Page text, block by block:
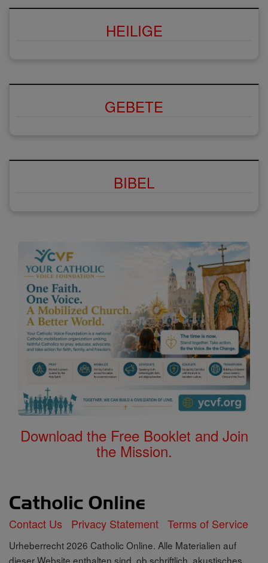
HEILIGE
GEBETE
BIBEL
Download the Free Booklet and Join
the Mission.
Contact Us Privacy Statement Terms of Service
Urheberrecht 2026 Catholic Online. Alle Materialien auf
dieser Website enthalten sind, ob schriftlich, akustisches